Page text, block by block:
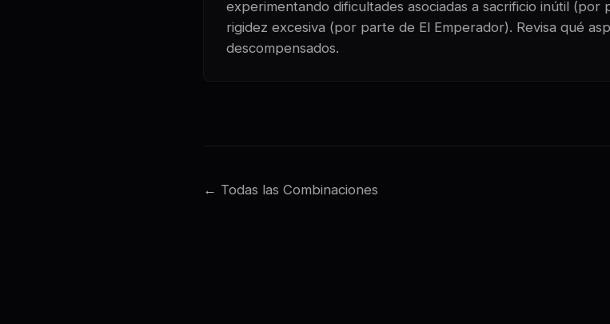
experimentando dificultades asociadas a sacrificio inútil
rigidez excesiva (por parte de El Emperador). Revisa qué
descompensados.
← Todas las Combinaciones